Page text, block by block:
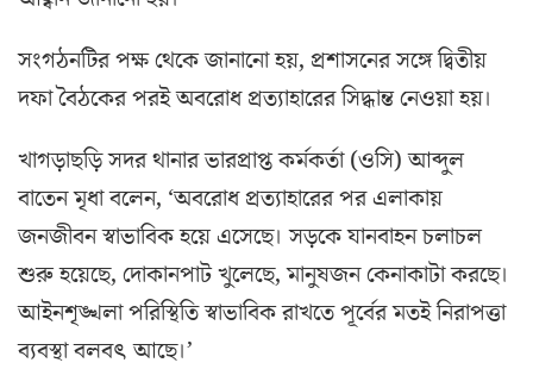
সংগঠনটির পক্ষ থেকে জানানো হয়, প্রশাসনের সঙ্গে দ্বিতীয়
দফা বৈঠকের পরই অবরোধ প্রত্যাহারের সিদ্ধান্ত নেওয়া হয়।
খাগড়াছড়ি সদর থানার ভারপ্রাপ্ত কর্মকর্তা (ওসি) আব্দুল
বাতেন মৃধা বলেন, ‘অবরোধ প্রত্যাহারের পর এলাকায়
জনজীবন স্বাভাবিক হয়ে এসেছে। সড়কে যানবাহন চলাচল
শুরু হয়েছে, দোকানপাট খুলেছে, মানুষজন কেনাকাটা করছে।
আইনশৃঙ্খলা পরিস্থিতি স্বাভাবিক রাখতে পূর্বের মতই নিরাপত্তা
ব্যবস্থা বলবৎ আছে।’